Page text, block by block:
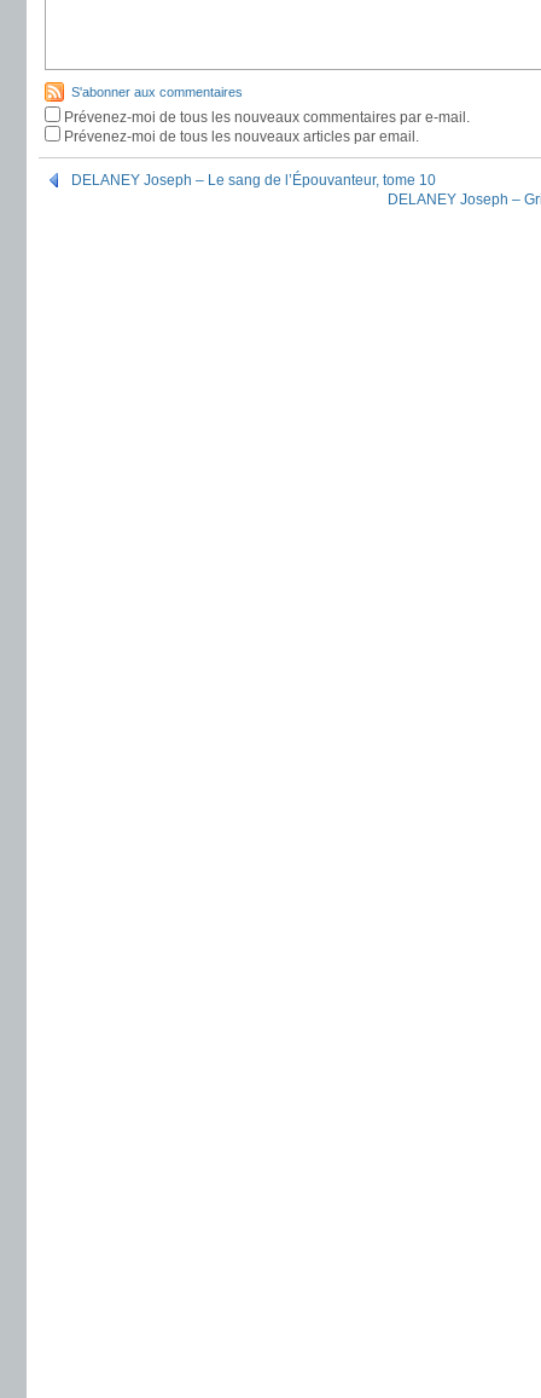
S'abonner aux commentaires
Prévenez-moi de tous les nouveaux commentaires par e-mail.
Prévenez-moi de tous les nouveaux articles par email.
DELANEY Joseph – Le sang de l’Épouvanteur, tome 10
DELANEY Joseph –